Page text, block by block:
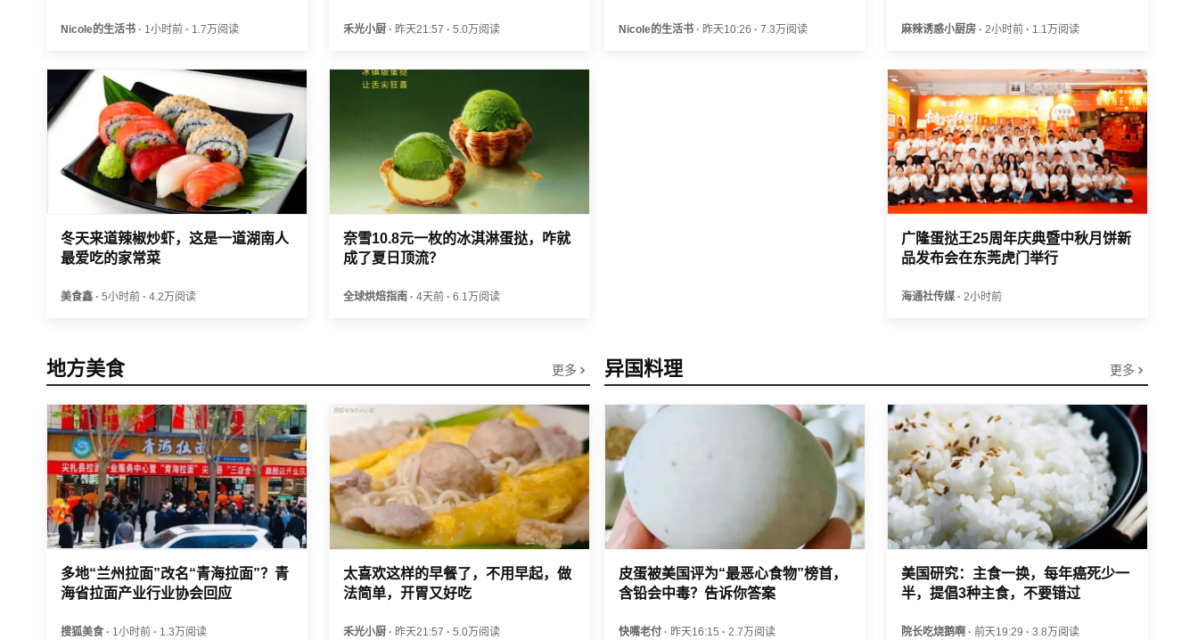
Nicole的生活书 · 1小时前 · 1.7万阅读 禾光小厨 · 昨天21:57 · 5.0万阅读
冬天来道辣椒炒虾，这是一道湖南人
最爱吃的家常菜
美食鑫 · 5小时前 · 4.2万阅读
奈雪10.8元一枚的冰淇淋蛋挞，咋就
成了夏日顶流？
全球烘焙指南 · 4天前 · 6.1万阅读
Nicole的生活书 · 昨天10:26 · 7.3万阅读 麻辣诱惑小厨房 · 2小时前 · 1.1万阅读
广隆蛋挞王25周年庆典暨中秋月饼新
品发布会在东莞虎门举行
海通社传媒 · 2小时前
地方美食 更多
多地“兰州拉面”改名“青海拉面”？青
海省拉面产业行业协会回应
搜狐美食 · 1小时前 · 1.3万阅读
太喜欢这样的早餐了，不用早起，做
法简单，开胃又好吃
禾光小厨 · 昨天21:57 · 5.0万阅读
异国料理 更多
皮蛋被美国评为“最恶心食物”榜首，
含铅会中毒？告诉你答案
快嘴老付 · 昨天16:15 · 2.7万阅读
美国研究：主食一换，每年癌死少一
半，提倡3种主食，不要错过
院长吃烧鹅啊 · 前天19:29 · 3.8万阅读